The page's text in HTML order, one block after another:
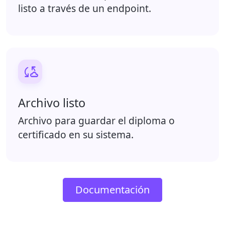
listo a través de un endpoint.

Archivo listo
Archivo para guardar el diploma o
certificado en su sistema.
Documentación